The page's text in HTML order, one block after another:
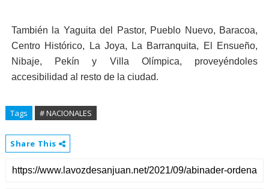
También la Yaguita del Pastor, Pueblo Nuevo, Baracoa,
Centro Histórico, La Joya, La Barranquita, El Ensueño,
Nibaje, Pekín y Villa Olímpica, proveyéndoles
accesibilidad al resto de la ciudad.
Tags # NACIONALES
Share This